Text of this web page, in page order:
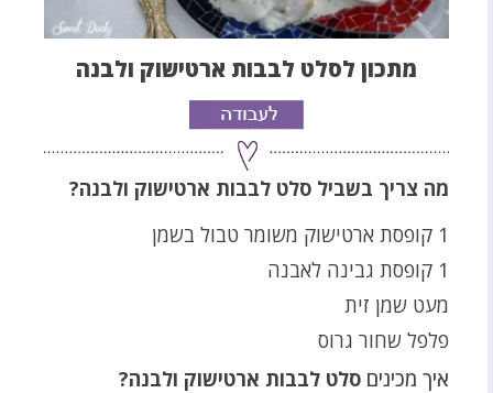
מתכון לסלט לבבות ארטישוק ולבנה
מה צריך בשביל סלט לבבות ארטישוק ולבנה?
1 קופסת ארטישוק משומר טבול בשמן
1 קופסת גבינה לאבנה
מעט שמן זית
פלפל שחור גרוס
איך מכינים סלט לבבות ארטישוק ולבנה?